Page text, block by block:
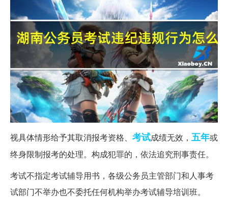
视具体情形给予其取消报考资格、 考试成绩无效， 五年或
终身限制报考的处理。构成犯罪的，依法追究刑事责任。
考试不指定考试辅导用书，各级公务员主管部门和人事考
试部门不举办也不委托任何机构举办考试辅导培训班。